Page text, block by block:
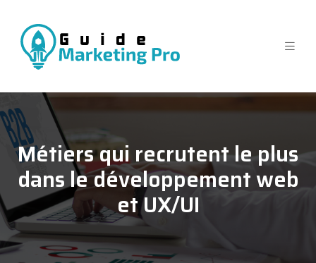
Métiers qui recrutent le plus
dans le développement web
et UX/UI